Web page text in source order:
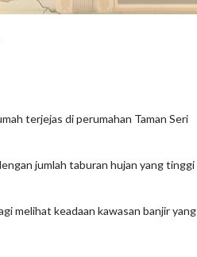
terjejas di perumahan Taman Seri
jumlah taburan hujan yang tinggi
melihat keadaan kawasan banjir yang